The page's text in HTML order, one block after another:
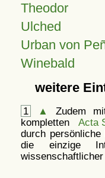
Theodor
Ulched
Urban von
Winebald
weitere
1 ▲
Zudem
kompletten Acta
durch
die einzige
wissenschaftlicher